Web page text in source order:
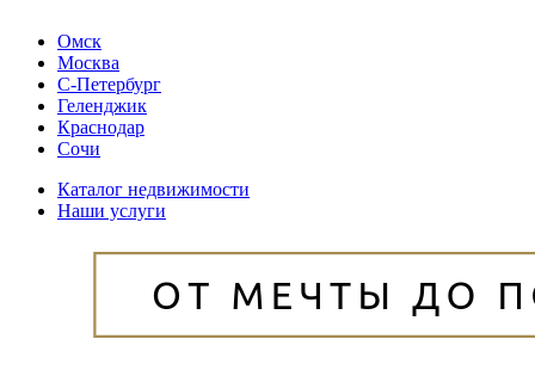
Омск
Москва
С-Петербург
Геленджик
Краснодар
Сочи
Каталог недвижимости
Наши услуги